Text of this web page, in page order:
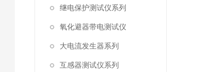
继电保护测试仪系列
氧化避器带电测试仪
大电流发生器系列
互感器测试仪系列